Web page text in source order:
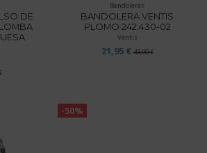
DE
Bandoleras
BANDOLERA VENTIS
PLOMO 242.430-02
Ventis
21,95 € 43,90 €
-50%